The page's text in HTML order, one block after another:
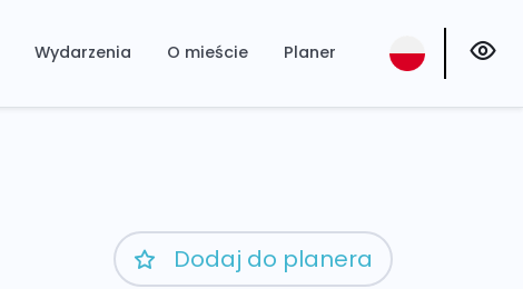
Wydarzenia O mieście Planer
Dodaj do planera